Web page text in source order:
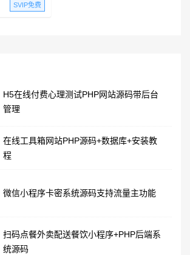
SVIP免费
H5在线付费心理测试PHP网站源码带后台
管理
在线工具箱网站PHP源码+数据库+安装教
程
微信小程序卡密系统源码支持流量主功能
扫码点餐外卖配送餐饮小程序+PHP后端系
统源码